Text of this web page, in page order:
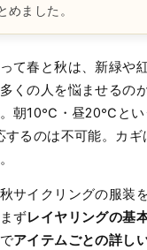
めました。
て春と秋は、新緑や
くの人を悩ませるの
朝10℃・昼20℃とい
するのは不可能。カギ
サイクリングの服装
ずレイヤリングの基
アイテムごとの詳し